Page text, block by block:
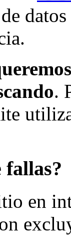
.
fallas?
en